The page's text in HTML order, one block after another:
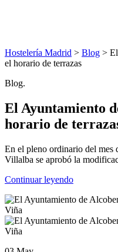
Hostelería Madrid > Blog >
el horario de terrazas
Blog.
El Ayuntamiento
horario de
En el pleno ordinario del mes
Villalba se aprobó la
Continuar leyendo